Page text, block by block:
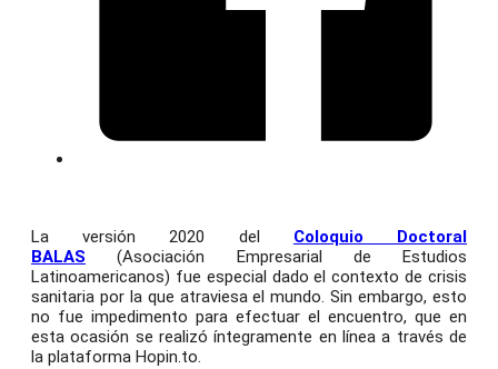
La versión 2020 del
Coloquio Doctoral
BALAS (Asociación Empresarial de Estudios
Latinoamericanos) fue especial dado el contexto de crisis
sanitaria por la que atraviesa el mundo. Sin embargo, esto
no fue impedimento para efectuar el encuentro, que en
esta ocasión se realizó íntegramente en línea a través de
la plataforma Hopin.to.